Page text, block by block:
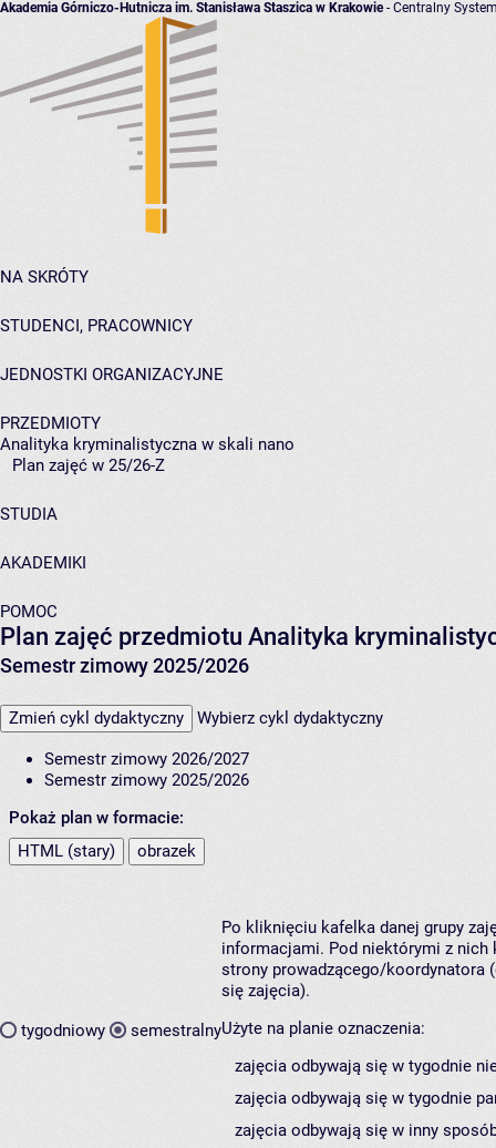
Akademia Górniczo-Hutnicza im. Stanisława Staszica w Krakowie- Centralny
NA SKRÓTY
STUDENCI, PRACOWNICY
JEDNOSTKI ORGANIZACYJNE
PRZEDMIOTY
Analityka kryminalistyczna w skali nano
Plan zajęć w 25/26-Z
STUDIA
AKADEMIKI
POMOC
Plan zajęć przedmiotu Analityka
Semestr zimowy 2025/2026
Zmień cykl dydaktyczny Wybierz cykl dydaktyczny
Semestr zimowy 2026/2027
Semestr zimowy 2025/2026
Pokaż plan w formacie:
HTML (stary)
obrazek
tygodniowy semestralny
Po kliknięciu kafelka danej grupy
informacjami. Pod niektórymi z nich
strony prowadzącego/koordynatora
się zajęcia).
Użyte na planie oznaczenia:
zajęcia odbywają się w tygodnie
zajęcia odbywają się w tygodnie
zajęcia odbywają się w inny